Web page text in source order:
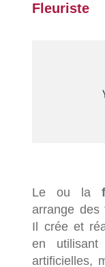
Fleuriste
Le ou la
arrange des
Il crée et
en utilisant
artificielles,